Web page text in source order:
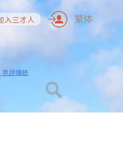
入三才人 繁体
見證傳統